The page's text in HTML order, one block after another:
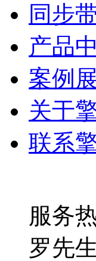
同步
产品
案例
关于
联系
服务
罗先